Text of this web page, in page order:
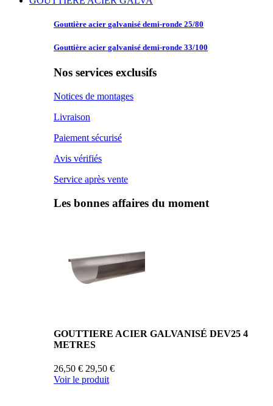
Gouttière acier galvanisé demi-ronde 25/80
Gouttière acier galvanisé demi-ronde 33/100
Nos services exclusifs
Notices de montages
Livraison
Paiement sécurisé
Avis vérifiés
Service après vente
Les bonnes affaires du moment
GOUTTIERE ACIER GALVANISÉ DEV25 4
METRES
26,50 € 29,50 €
Voir le produit